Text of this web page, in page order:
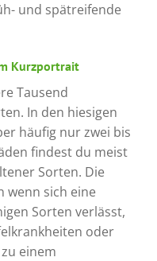
und spätreifende
Kurzportrait
Tausend
In den hiesigen
häufig nur zwei bis
findest du meist
Sorten. Die
wenn sich eine
Sorten verlässt,
oder
einem